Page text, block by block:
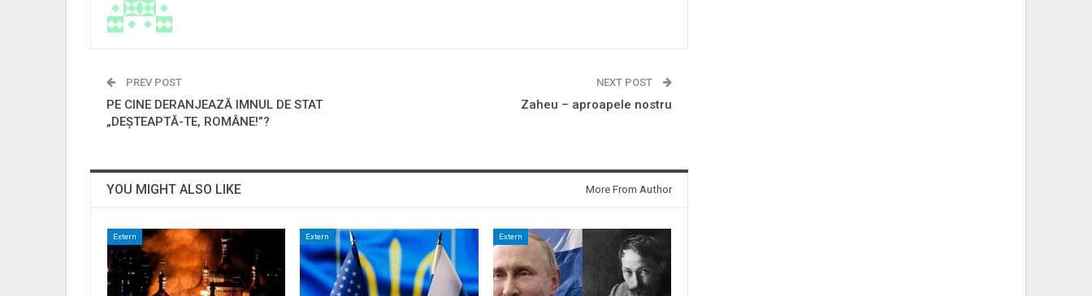
PREV POST
PE CINE DERANJEAZĂ IMNUL DE STAT
„DEȘTEAPTĂ-TE, ROMÂNE!”?
NEXT POST
Zaheu – aproapele nostru
YOU MIGHT ALSO LIKE More From Author
Extern Extern Extern